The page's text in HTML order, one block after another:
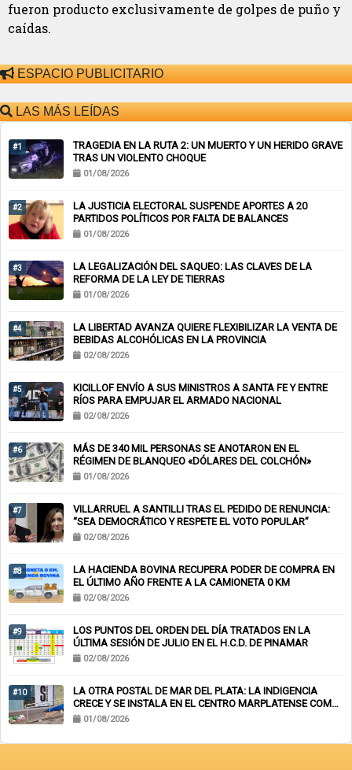
fueron producto exclusivamente de golpes de puño y
caídas.
ESPACIO PUBLICITARIO
LAS MÁS LEÍDAS
#1
TRAGEDIA EN LA RUTA 2: UN MUERTO Y UN HERIDO GRAVE
TRAS UN VIOLENTO CHOQUE
01/08/2026
#2
LA JUSTICIA ELECTORAL SUSPENDE APORTES A 20
PARTIDOS POLÍTICOS POR FALTA DE BALANCES
01/08/2026
#3
LA LEGALIZACIÓN DEL SAQUEO: LAS CLAVES DE LA
REFORMA DE LA LEY DE TIERRAS
01/08/2026
#4
LA LIBERTAD AVANZA QUIERE FLEXIBILIZAR LA VENTA DE
BEBIDAS ALCOHÓLICAS EN LA PROVINCIA
02/08/2026
#5
KICILLOF ENVÍO A SUS MINISTROS A SANTA FE Y ENTRE
RÍOS PARA EMPUJAR EL ARMADO NACIONAL
02/08/2026
#6
MÁS DE 340 MIL PERSONAS SE ANOTARON EN EL
RÉGIMEN DE BLANQUEO «DÓLARES DEL COLCHÓN»
01/08/2026
#7
VILLARRUEL A SANTILLI TRAS EL PEDIDO DE RENUNCIA:
“SEA DEMOCRÁTICO Y RESPETE EL VOTO POPULAR”
02/08/2026
#8
LA HACIENDA BOVINA RECUPERA PODER DE COMPRA EN
EL ÚLTIMO AÑO FRENTE A LA CAMIONETA 0 KM
02/08/2026
#9
LOS PUNTOS DEL ORDEN DEL DÍA TRATADOS EN LA
ÚLTIMA SESIÓN DE JULIO EN EL H.C.D. DE PINAMAR
02/08/2026
#10
LA OTRA POSTAL DE MAR DEL PLATA: LA INDIGENCIA
CRECE Y SE INSTALA EN EL CENTRO MARPLATENSE COMO
PAISAJE COTIDIANO
01/08/2026